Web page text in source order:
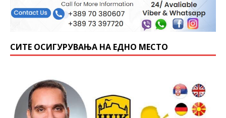
СИТЕ ОСИГУРУВАЊА НА ЕДНО МЕСТО